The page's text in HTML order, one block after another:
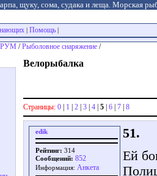
щуку, сома, судака и леща. Морская
Помощь
/Рыболовное снаряжение /
Велорыбалка
Страницы: 0 | 1 | 2 | 3 | 4 | 5 | 6 | 7 | 8
edik
Рейтинг: 314
Сообщений: 852
Информация: Aнкета
51.
Ей